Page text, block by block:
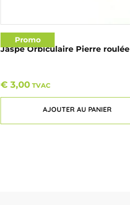
Promo
Jaspe Orbiculaire Pierre roulée
€ 3,00 TVAC
AJOUTER AU PANIER